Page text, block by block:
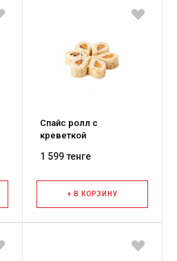
Спайс ролл с
креветкой
1 599 тенге
+ В КОРЗИНУ